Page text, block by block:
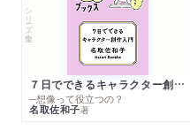
シリーズ・全集
７日でできるキャラクター創作入門
─想像って役立つの？
名取佐和子著